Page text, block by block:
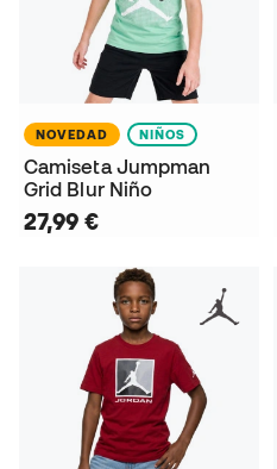
NOVEDAD NIÑOS
Camiseta Jumpman
Grid Blur Niño
27,99 €